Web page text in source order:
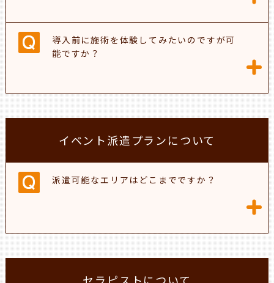
導入前に施術を体験してみたいのですが可
能ですか？
イベント派遣プランについて
派遣可能なエリアはどこまでですか？
セラピストについて